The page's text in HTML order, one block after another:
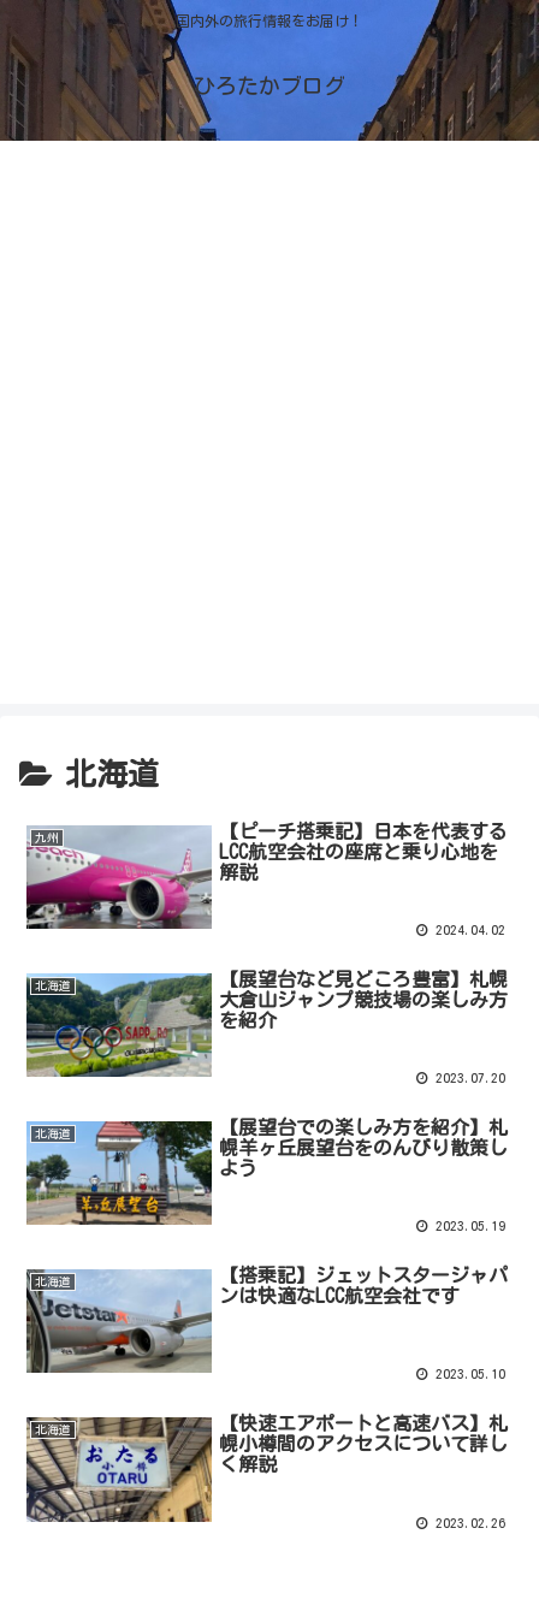
国内外の旅行情報をお届け！
ひろたかブログ
北海道
九州
【ピーチ搭乗記】日本を代表する
LCC航空会社の座席と乗り心地を
解説
2024.04.02
北海道
【展望台など見どころ豊富】札幌
大倉山ジャンプ競技場の楽しみ方
を紹介
2023.07.20
北海道
【展望台での楽しみ方を紹介】札
幌羊ヶ丘展望台をのんびり散策し
よう
2023.05.19
北海道
【搭乗記】ジェットスタージャパ
ンは快適なLCC航空会社です
2023.05.10
北海道
【快速エアポートと高速バス】札
幌小樽間のアクセスについて詳し
く解説
2023.02.26